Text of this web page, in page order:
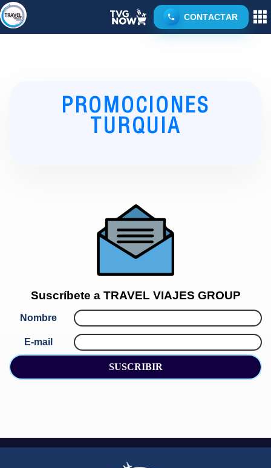
CONTACTAR
PROMOCIONES
TURQUIA
Suscríbete a TRAVEL VIAJES GROUP
Nombre
E-mail
SUSCRIBIR